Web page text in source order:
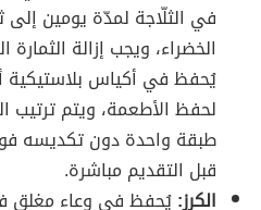
في الثلّاجة لمدّة يومين إلى
الخضراء، ويجب إزالة
يُحفظ في أكياس بلاستيكية
لحفظ الأطعمة، ويتم ترتيب
طبقة واحدة دون تكديسه
قبل التقديم مباشرة.
الكرز:يُحفظ في وعاء مغلق